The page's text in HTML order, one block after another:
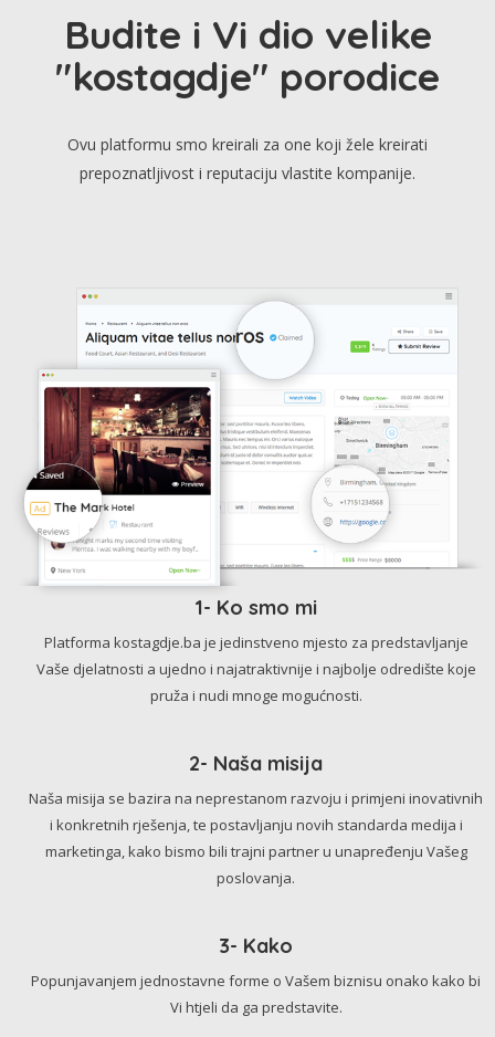
Budite i Vi dio velike
"kostagdje" porodice
Ovu platformu smo kreirali za one koji žele kreirati
prepoznatljivost i reputaciju vlastite kompanije.
1- Ko smo mi
Platforma kostagdje.ba je jedinstveno mjesto za predstavljanje
Vaše djelatnosti a ujedno i najatraktivnije i najbolje odredište koje
pruža i nudi mnoge mogućnosti.
2- Naša misija
Naša misija se bazira na neprestanom razvoju i primjeni inovativnih
i konkretnih rješenja, te postavljanju novih standarda medija i
marketinga, kako bismo bili trajni partner u unapređenju Vašeg
poslovanja.
3- Kako
Popunjavanjem jednostavne forme o Vašem biznisu onako kako bi
Vi htjeli da ga predstavite.